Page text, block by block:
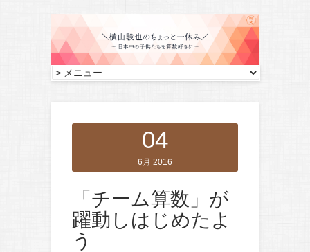
04
6月 2016
「チーム算数」が
躍動しはじめたよ
う